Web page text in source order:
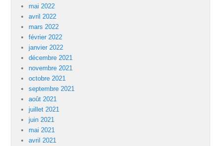
mai 2022
avril 2022
mars 2022
février 2022
janvier 2022
décembre 2021
novembre 2021
octobre 2021
septembre 2021
août 2021
juillet 2021
juin 2021
mai 2021
avril 2021